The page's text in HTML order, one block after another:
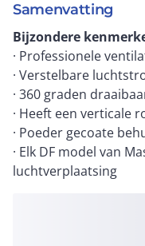
Samenvatting
Bijzondere
· Professionele
· Verstelbare
· 360 graden
· Heeft een verticale
· Poeder gecoate
· Elk DF model van
luchtverplaatsing